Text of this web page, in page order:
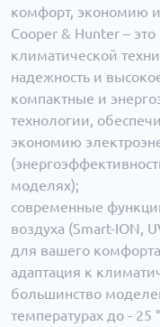
комфорт, экономию и
Cooper & Hunter –
климатической
надежность и
компактные и
технологии,
экономию
моделях);
современные
воздуха (Smart-ION,
для вашего
адаптация к
большинство
температурах до - 25